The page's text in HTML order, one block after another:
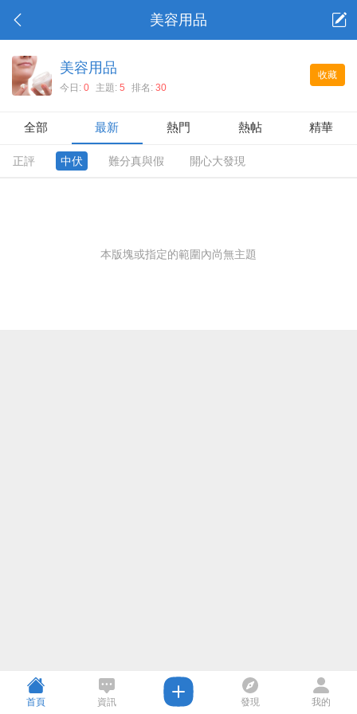
美容用品
收藏
美容用品
今日: 0 主題: 5 排名: 30
全部 最新 熱門 熱帖 精華
正評 中伏 難分真與假 開心大發現
本版塊或指定的範圍內尚無主題
首頁 資訊 發現 我的